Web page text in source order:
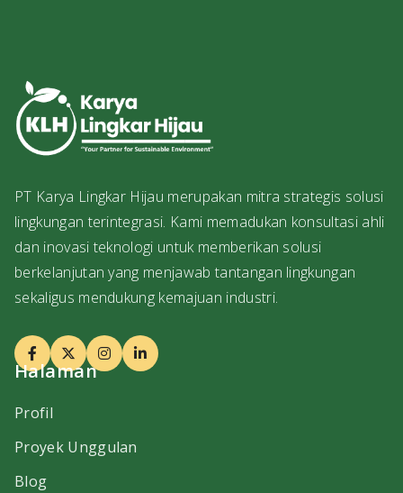
PT Karya Lingkar Hijau merupakan mitra strategis solusi
lingkungan terintegrasi. Kami memadukan konsultasi ahli
dan inovasi teknologi untuk memberikan solusi
berkelanjutan yang menjawab tantangan lingkungan
sekaligus mendukung kemajuan industri.
Halaman
Profil
Proyek Unggulan
Blog